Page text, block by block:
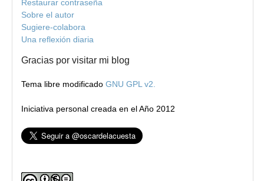
Restaurar contraseña
Sobre el autor
Sugiere-colabora
Una reflexión diaria
Gracias por visitar mi blog
Tema libre modificado GNU GPL v2.
Iniciativa personal creada en el Año 2012